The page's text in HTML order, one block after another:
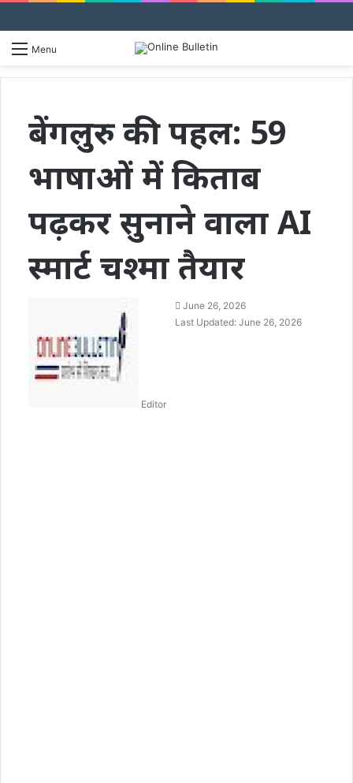
Menu
बेंगलुरु की पहल: 59
भाषाओं में किताब
पढ़कर सुनाने वाला AI
स्मार्ट चश्मा तैयार
Editor
Send
an
June 26, 2026
Last Updated: June 26, 2026